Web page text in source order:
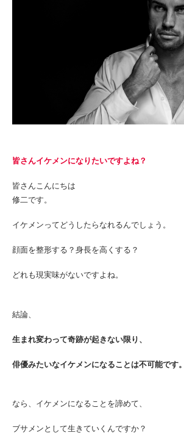
皆さんイケメンになりたいですよね？
皆さんこんにちは
修二です。
イケメンってどうしたらなれるんでしょう。
顔面を整形する？身長を高くする？
どれも現実味がないですよね。
結論、
生まれ変わって奇跡が起きない限り、
俳優みたいなイケメンになることは不可能です。
なら、イケメンになることを諦めて、
ブサメンとして生きていくんですか？